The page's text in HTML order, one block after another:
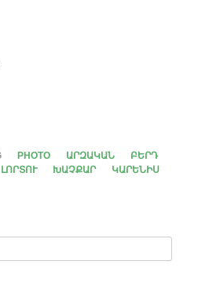
PHOTO ԱՐԶԱԿԱՆ
ԲԵՐԴ
ԼՈՐՏՈՒ ԽԱՉՔԱՐ
ԿԱՐԵՆԻՍ